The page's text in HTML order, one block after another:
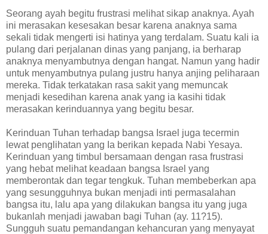
Seorang ayah begitu frustrasi melihat sikap anaknya. Ayah
ini merasakan kesesakan besar karena anaknya sama
sekali tidak mengerti isi hatinya yang terdalam. Suatu kali ia
pulang dari perjalanan dinas yang panjang, ia berharap
anaknya menyambutnya dengan hangat. Namun yang hadir
untuk menyambutnya pulang justru hanya anjing peliharaan
mereka. Tidak terkatakan rasa sakit yang memuncak
menjadi kesedihan karena anak yang ia kasihi tidak
merasakan kerinduannya yang begitu besar.
Kerinduan Tuhan terhadap bangsa Israel juga tecermin
lewat penglihatan yang Ia berikan kepada Nabi Yesaya.
Kerinduan yang timbul bersamaan dengan rasa frustrasi
yang hebat melihat keadaan bangsa Israel yang
memberontak dan tegar tengkuk. Tuhan membeberkan apa
yang sesungguhnya bukan menjadi inti permasalahan
bangsa itu, lalu apa yang dilakukan bangsa itu yang juga
bukanlah menjadi jawaban bagi Tuhan (ay. 11?15).
Sungguh suatu pemandangan kehancuran yang menyayat